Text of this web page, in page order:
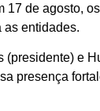
17 de agosto,
as entidades.
(presidente) e
presença